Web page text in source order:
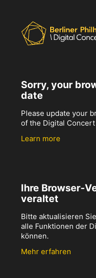
Sorry, your
date
Please update your
of the Digital Concert
Learn more
Ihre Browser-
veraltet
Bitte aktualisieren
alle Funktionen der
können.
Mehr erfahren